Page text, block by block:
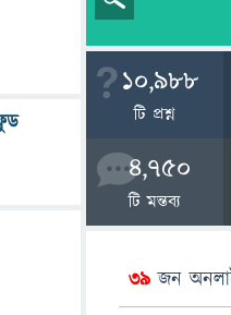
10,988
টি প্রশ্ন
4,750
টি মন্তব্য
39জন